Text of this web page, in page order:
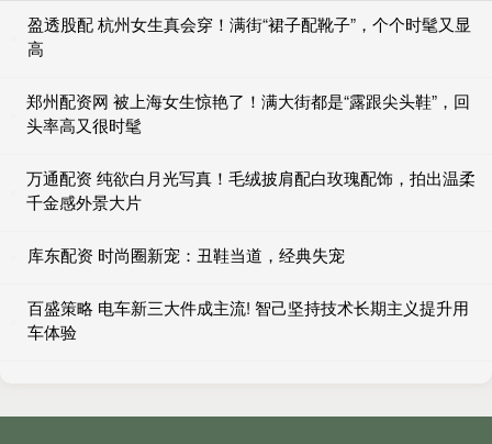
盈透股配 杭州女生真会穿！满街“裙子配靴子”，个个时髦又显
高
郑州配资网 被上海女生惊艳了！满大街都是“露跟尖头鞋”，回
头率高又很时髦
万通配资 纯欲白月光写真！毛绒披肩配白玫瑰配饰，拍出温柔
千金感外景大片
库东配资 时尚圈新宠：丑鞋当道，经典失宠
百盛策略 电车新三大件成主流! 智己坚持技术长期主义提升用
车体验